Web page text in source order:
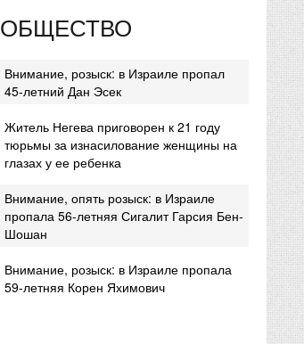
ОБЩЕСТВО
Внимание, розыск: в Израиле пропал
45-летний Дан Эсек
Житель Негева приговорен к 21 году
тюрьмы за изнасилование женщины на
глазах у ее ребенка
Внимание, опять розыск: в Израиле
пропала 56-летняя Сигалит Гарсия Бен-
Шошан
Внимание, розыск: в Израиле пропала
59-летняя Корен Яхимович